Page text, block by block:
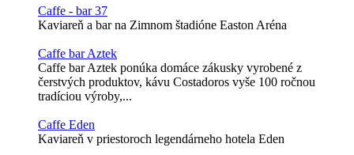
Caffe - bar 37
Kaviareň a bar na Zimnom štadióne Easton Aréna
Caffe bar Aztek
Caffe bar Aztek ponúka domáce zákusky vyrobené z
čerstvých produktov, kávu Costadoros vyše 100 ročnou
tradíciou výroby,...
Caffe Eden
Kaviareň v priestoroch legendárneho hotela Eden